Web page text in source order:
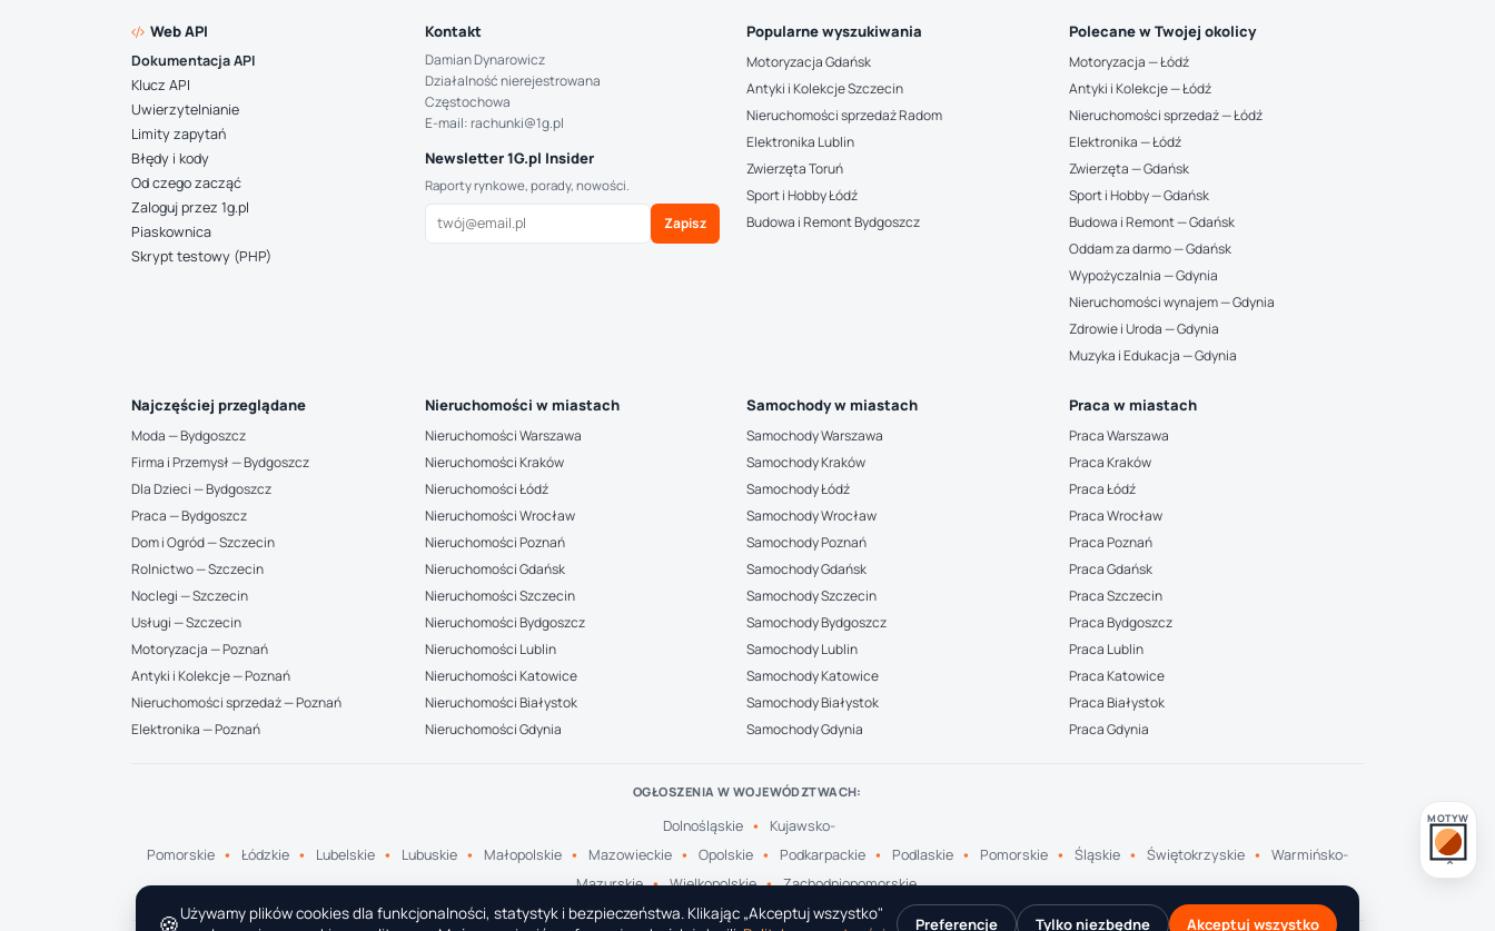
MOTYW
Web API
Dokumentacja API
Klucz API
Uwierzytelnianie
Limity zapytań
Błędy i kody
Od czego zacząć
Zaloguj przez 1g.pl
Piaskownica
Skrypt testowy (PHP)
Kontakt
Damian Dynarowicz
Działalność nierejestrowana
Częstochowa
E-mail: rachunki@1g.pl
Newsletter 1G.pl Insider
Raporty rynkowe, porady, nowości.
Zapisz
Popularne wyszukiwania
Motoryzacja Gdańsk
Antyki i Kolekcje Szczecin
Nieruchomości sprzedaż Radom
Elektronika Lublin
Zwierzęta Toruń
Sport i Hobby Łódź
Budowa i Remont Bydgoszcz
Polecane w Twojej okolicy
Motoryzacja — Łódź
Antyki i Kolekcje — Łódź
Nieruchomości sprzedaż — Łódź
Elektronika — Łódź
Zwierzęta — Gdańsk
Sport i Hobby — Gdańsk
Budowa i Remont — Gdańsk
Oddam za darmo — Gdańsk
Wypożyczalnia — Gdynia
Nieruchomości wynajem — Gdynia
Zdrowie i Uroda — Gdynia
Muzyka i Edukacja — Gdynia
Najczęściej przeglądane
Moda — Bydgoszcz
Firma i Przemysł — Bydgoszcz
Dla Dzieci — Bydgoszcz
Praca — Bydgoszcz
Dom i Ogród — Szczecin
Rolnictwo — Szczecin
Noclegi — Szczecin
Usługi — Szczecin
Motoryzacja — Poznań
Antyki i Kolekcje — Poznań
Nieruchomości sprzedaż — Poznań
Elektronika — Poznań
Nieruchomości w miastach
Nieruchomości Warszawa
Nieruchomości Kraków
Nieruchomości Łódź
Nieruchomości Wrocław
Nieruchomości Poznań
Nieruchomości Gdańsk
Nieruchomości Szczecin
Nieruchomości Bydgoszcz
Nieruchomości Lublin
Nieruchomości Katowice
Nieruchomości Białystok
Nieruchomości Gdynia
Samochody w miastach
Samochody Warszawa
Samochody Kraków
Samochody Łódź
Samochody Wrocław
Samochody Poznań
Samochody Gdańsk
Samochody Szczecin
Samochody Bydgoszcz
Samochody Lublin
Samochody Katowice
Samochody Białystok
Samochody Gdynia
Praca w miastach
Praca Warszawa
Praca Kraków
Praca Łódź
Praca Wrocław
Praca Poznań
Praca Gdańsk
Praca Szczecin
Praca Bydgoszcz
Praca Lublin
Praca Katowice
Praca Białystok
Praca Gdynia
OGŁOSZENIA W WOJEWÓDZTWACH:
Dolnośląskie
Kujawsko-
Pomorskie
Łódzkie Lubelskie Lubuskie Małopolskie Mazowieckie Opolskie Podkarpackie Podlaskie Pomorskie Śląskie Świętokrzyskie
Warmińsko-
Mazurskie
Wielkopolskie Zachodniopomorskie
🍪Używamy plików cookies dla funkcjonalności, statystyk i bezpieczeństwa. Klikając „Akceptuj wszystko"
Preferencje Tylko niezbędne Akceptuj wszystko